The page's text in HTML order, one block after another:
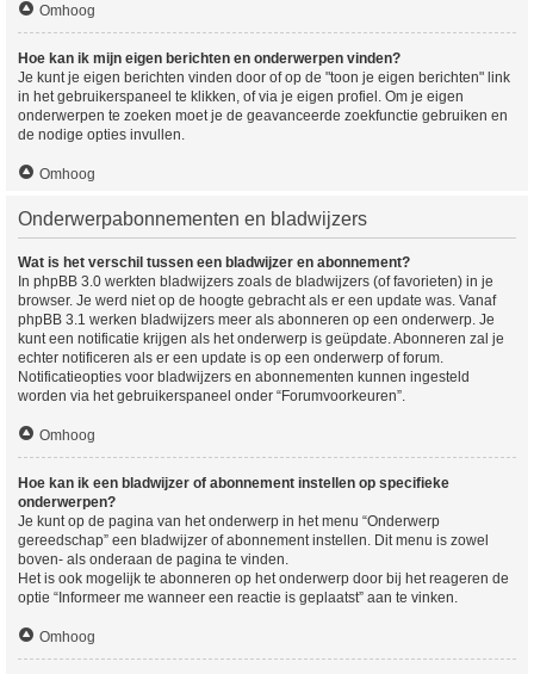
Omhoog
Hoe kan ik mijn eigen berichten en onderwerpen vinden?
Je kunt je eigen berichten vinden door of op de "toon je eigen berichten" link
in het gebruikerspaneel te klikken, of via je eigen profiel. Om je eigen
onderwerpen te zoeken moet je de geavanceerde zoekfunctie gebruiken en
de nodige opties invullen.
Omhoog
Onderwerpabonnementen en bladwijzers
Wat is het verschil tussen een bladwijzer en abonnement?
In phpBB 3.0 werkten bladwijzers zoals de bladwijzers (of favorieten) in je
browser. Je werd niet op de hoogte gebracht als er een update was. Vanaf
phpBB 3.1 werken bladwijzers meer als abonneren op een onderwerp. Je
kunt een notificatie krijgen als het onderwerp is geüpdate. Abonneren zal je
echter notificeren als er een update is op een onderwerp of forum.
Notificatieopties voor bladwijzers en abonnementen kunnen ingesteld
worden via het gebruikerspaneel onder “Forumvoorkeuren”.
Omhoog
Hoe kan ik een bladwijzer of abonnement instellen op specifieke
onderwerpen?
Je kunt op de pagina van het onderwerp in het menu “Onderwerp
gereedschap” een bladwijzer of abonnement instellen. Dit menu is zowel
boven- als onderaan de pagina te vinden.
Het is ook mogelijk te abonneren op het onderwerp door bij het reageren de
optie “Informeer me wanneer een reactie is geplaatst” aan te vinken.
Omhoog